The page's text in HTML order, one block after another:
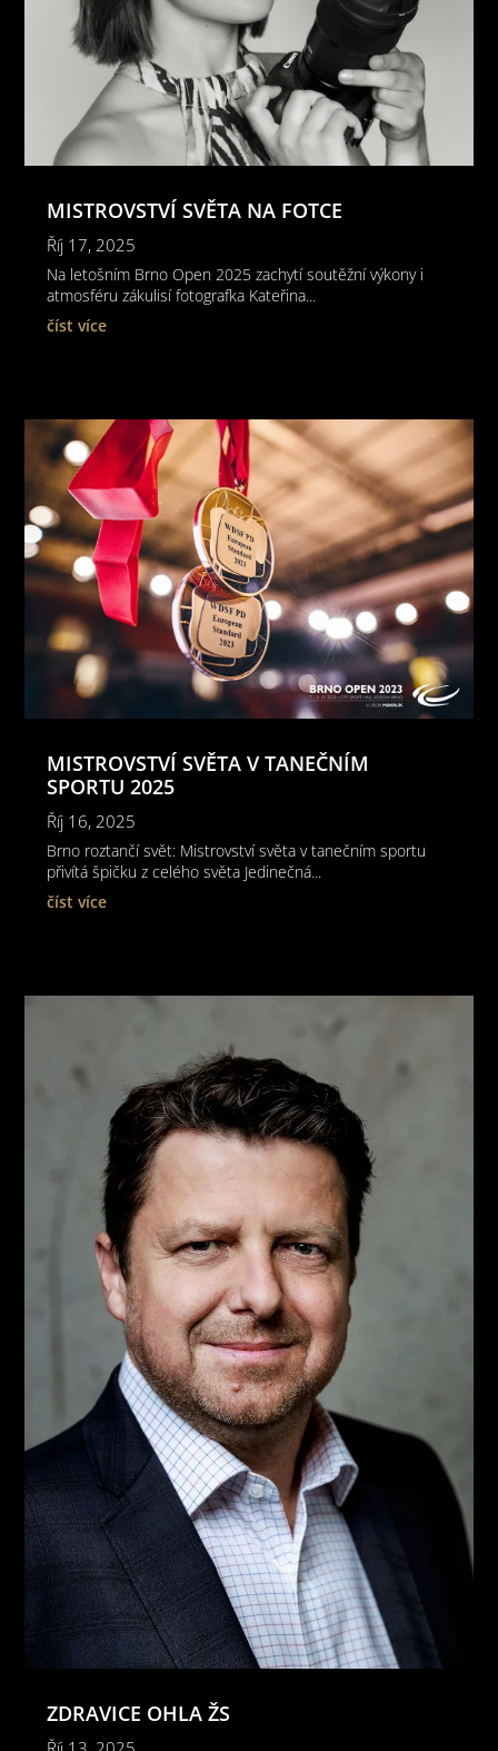
MISTROVSTVÍ SVĚTA NA FOTCE
Říj 17, 2025
Na letošním Brno Open 2025 zachytí soutěžní výkony i
atmosféru zákulisí fotografka Kateřina...
číst více
MISTROVSTVÍ SVĚTA V TANEČNÍM
SPORTU 2025
Říj 16, 2025
Brno roztančí svět: Mistrovství světa v tanečním sportu
přivítá špičku z celého světa Jedinečná...
číst více
ZDRAVICE OHLA ŽS